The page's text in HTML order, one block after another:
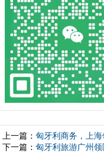
上一篇： 匈牙利商务，上海
下一篇： 匈牙利旅游广州